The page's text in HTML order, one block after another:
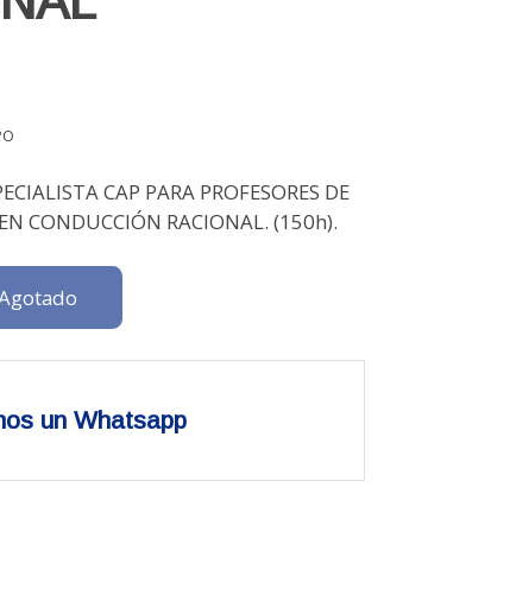
CAP PARA PROFESORES DE
CONDUCCIÓN RACIONAL. (150h).
un Whatsapp